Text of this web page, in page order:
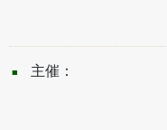
主催：